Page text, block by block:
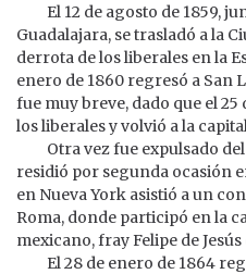
El 12 de agosto de 1859,
Guadalajara, se trasladó a la
derrota de los liberales en la
enero de 1860 regresó a San
fue muy breve, dado que el
los liberales y volvió a la
Otra vez fue expulsado
residió por segunda ocasión
en Nueva York asistió a un
Roma, donde participó en la
mexicano, fray Felipe de Jesús
El 28 de enero de 1864